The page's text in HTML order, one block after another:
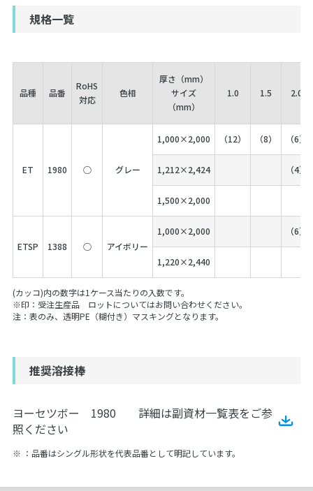
規格一覧
品種 品番
RoHS
対応
色相
厚さ（mm）
サイズ
（mm）
1.0 1.5 2.0
ET 1980 ○ グレー
1,000×2,000 （12） （8） （6）
1,212×2,424 （4）
1,500×2,000
ETSP 1388 ○ アイボリー
1,000×2,000 （6）
1,220×2,440
(カッコ)内の数字は1ケース当たりの入数です。
※印：受注生産品 ロットについてはお問い合わせください。
注：表のみ、透明PE（糊付き）マスキングとなります。
推奨溶接棒
ヨーセツボー 1980 詳細は副資材一覧表をご参
照ください
※ ：品番はシングル形状を代表品番として明記しています。